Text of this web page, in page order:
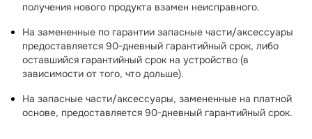
получения нового продукта взамен неисправного.
На замененные по гарантии запасные части/аксессуары
предоставляется 90-дневный гарантийный срок, либо
оставшийся гарантийный срок на устройство (в
зависимости от того, что дольше).
На запасные части/аксессуары, замененные на платной
основе, предоставляется 90-дневный гарантийный срок.